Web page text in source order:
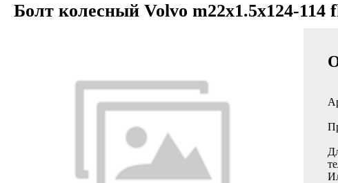
Болт колесный Volvo m22x1.5x124-114